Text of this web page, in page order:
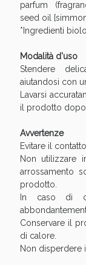
parfum
seed oil
*Ingredienti
Modalità d'uso
Stendere
aiutandosi con
Lavarsi
il prodotto dopo
Avvertenze
Evitare il
Non utilizzare
arrossamento
prodotto.
In caso di
Conservare il
di calore.
Non disperdere
Vie Urinarie